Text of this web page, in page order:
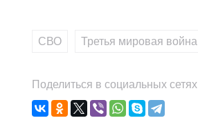
СВО Третья мировая война
Поделиться в социальных сетях